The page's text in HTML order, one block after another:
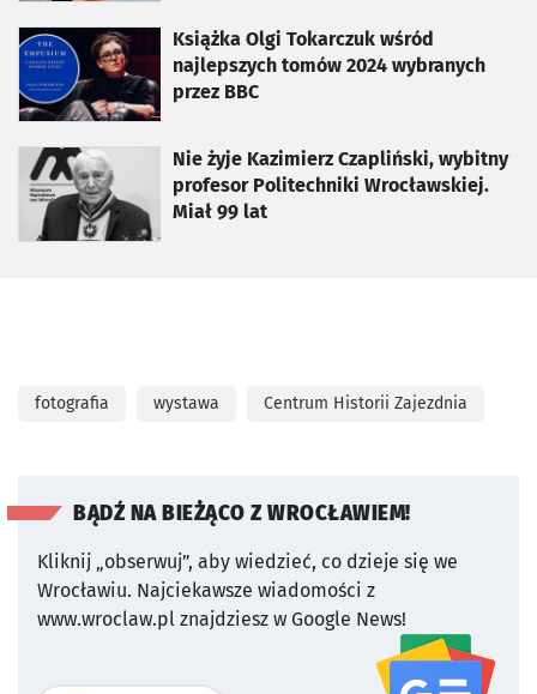
Książka Olgi Tokarczuk wśród
najlepszych tomów 2024 wybranych
przez BBC
otworzy się w nowej karcie
Nie żyje Kazimierz Czapliński, wybitny
profesor Politechniki Wrocławskiej.
Miał 99 lat
otworzy się w nowej karcie
fotografia wystawa Centrum Historii Zajezdnia
BĄDŹ NA BIEŻĄCO Z WROCŁAWIEM!
Kliknij „obserwuj”, aby wiedzieć, co dzieje się we
Wrocławiu. Najciekawsze wiadomości z
www.wroclaw.pl znajdziesz w Google News!